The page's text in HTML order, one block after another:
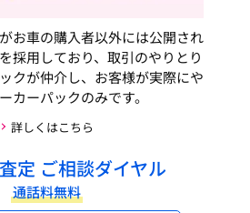
お車の購入者以外には公開され
採用しており、取引のやりとり
クが仲介し、お客様が実際にや
カーパックのみです。
詳しくはこちら
定 ご相談ダイヤル
通話料無料